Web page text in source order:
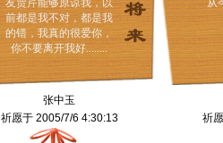
友贾芹能够原谅我，以
前都是我不对，都是我
的错，我真的很爱你，
你不要离开我好........
张中玉
祈愿于 2005/7/6 4:30:13
从
祈